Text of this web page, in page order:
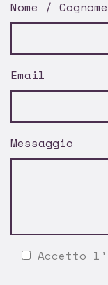
Nome / Cognome
Email
Messaggio
Accetto l'